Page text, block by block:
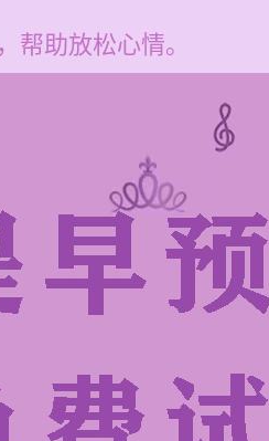
帮助放松心情。